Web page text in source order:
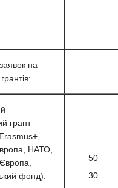
на
грант
НАТО,
фонд):
50
30